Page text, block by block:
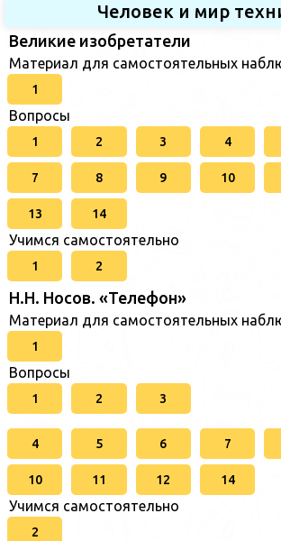
Человек и мир
Великие изобретатели
Материал для самостоятельных
1
Вопросы
1 2 3 4
7 8 9 10
13 14
Учимся самостоятельно
1 2
Н.Н. Носов. «Телефон»
Материал для самостоятельных
1
Вопросы
1 2 3
4 5 6 7
10 11 12 14
Учимся самостоятельно
2